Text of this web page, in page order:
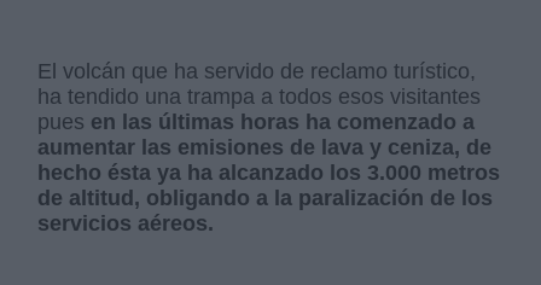
El volcán que ha servido de reclamo turístico,
ha tendido una trampa a todos esos visitantes
pues en las últimas horas ha comenzado a
aumentar las emisiones de lava y ceniza, de
hecho ésta ya ha alcanzado los 3.000 metros
de altitud, obligando a la paralización de los
servicios aéreos.